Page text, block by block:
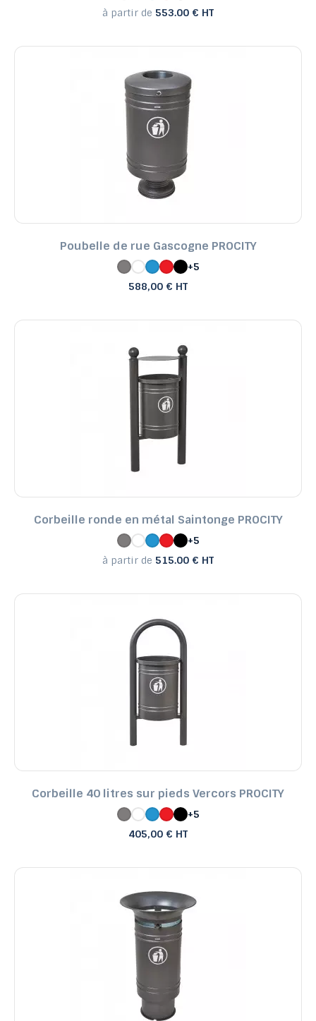
à partir de 553.00 € HT
Poubelle de rue Gascogne PROCITY
+5
588,00 € HT
Corbeille ronde en métal Saintonge PROCITY
+5
à partir de 515.00 € HT
Corbeille 40 litres sur pieds Vercors PROCITY
+5
405,00 € HT